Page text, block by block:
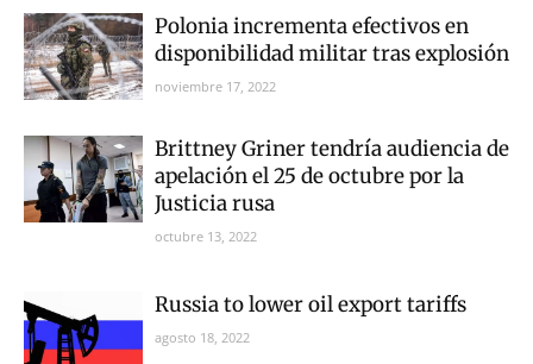
Polonia incrementa efectivos en
disponibilidad militar tras explosión
noviembre 17, 2022
Brittney Griner tendría audiencia de
apelación el 25 de octubre por la
Justicia rusa
octubre 13, 2022
Russia to lower oil export tariffs
agosto 18, 2022